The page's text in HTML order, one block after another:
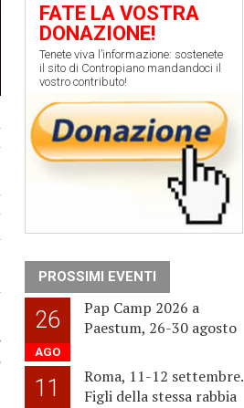
FATE LA VOSTRA
DONAZIONE!
Tenete viva l’informazione: sostenete
il sito di Contropiano mandandoci il
vostro contributo!
PROSSIMI EVENTI
26
AGO
Pap Camp 2026 a
Paestum, 26-30 agosto
11
Roma, 11-12 settembre.
Figli della stessa rabbia